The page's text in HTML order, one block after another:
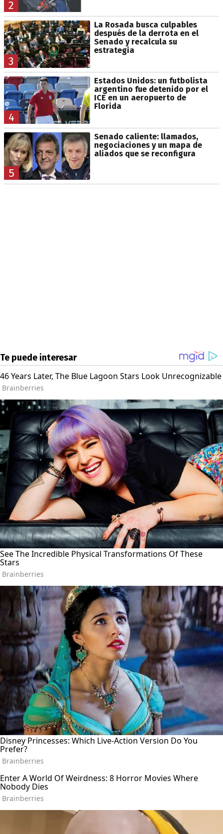
2
3
La Rosada busca culpables
después de la derrota en el
Senado y recalcula su
estrategia
4
Estados Unidos: un futbolista
argentino fue detenido por el
ICE en un aeropuerto de
Florida
5
Senado caliente: llamados,
negociaciones y un mapa de
aliados que se reconfigura